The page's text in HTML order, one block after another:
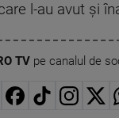
l-au avut și
TVpe canalul de